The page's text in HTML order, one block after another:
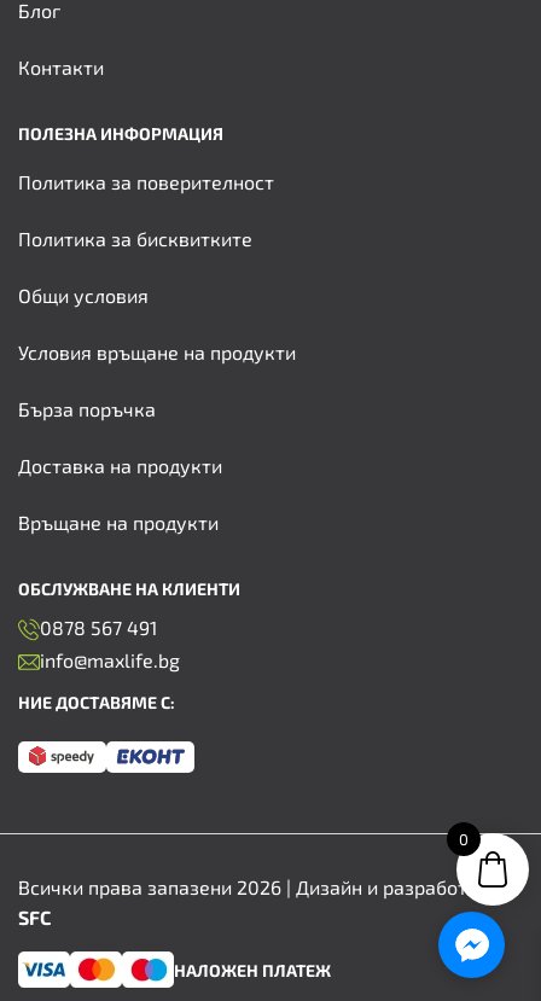
Блог
Контакти
ПОЛЕЗНА ИНФОРМАЦИЯ
Политика за поверителност
Политика за бисквитките
Общи условия
Условия връщане на продукти
Бърза поръчка
Доставка на продукти
Връщане на продукти
ОБСЛУЖВАНЕ НА КЛИЕНТИ
0878 567 491
info@maxlife.bg
НИЕ ДОСТАВЯМЕ С:
Всички права запазени 2026 | Дизайн и разработка от
SFC
НАЛОЖЕН ПЛАТЕЖ
0